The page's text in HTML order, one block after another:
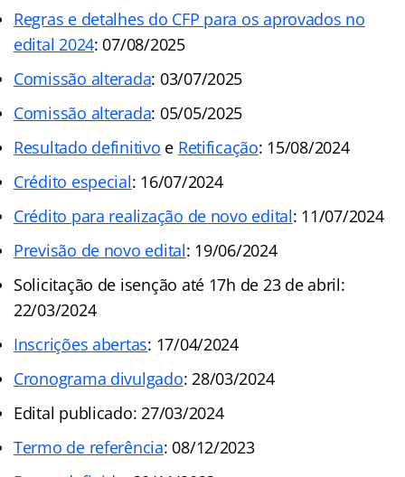
Regras e detalhes do CFP para os aprovados no
edital 2024: 07/08/2025
Comissão alterada: 03/07/2025
Comissão alterada: 05/05/2025
Resultado definitivo e Retificação: 15/08/2024
Crédito especial: 16/07/2024
Crédito para realização de novo edital: 11/07/2024
Previsão de novo edital: 19/06/2024
Solicitação de isenção até 17h de 23 de abril:
22/03/2024
Inscrições abertas: 17/04/2024
Cronograma divulgado: 28/03/2024
Edital publicado: 27/03/2024
Termo de referência: 08/12/2023